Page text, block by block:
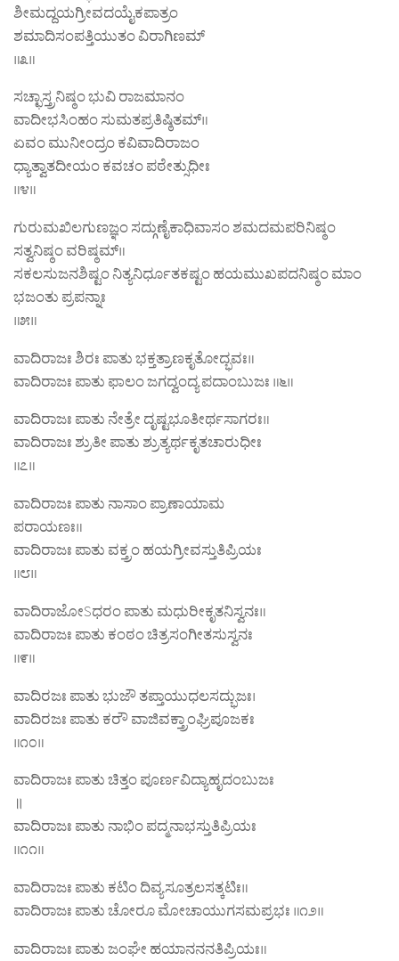
ಶೀಮದ್ದಯಗ್ರೀವದಯೈಕಪಾತ್ರಂ
ಶಮಾದಿಸಂಪತ್ತಿಯುತಂ ವಿರಾಗಿಣಮ್‌
॥೩॥
ಸಚ್ಛಾಸ್ತ್ರನಿಷ್ಠಂ ಭುವಿ ರಾಜಮಾನಂ
ವಾದೀಭಸಿಂಹಂ ಸುಮತಪ್ರತಿಷ್ಠಿತಮ್‌॥
ಏವಂ ಮುನೀಂದ್ರಂ ಕವಿವಾದಿರಾಜಂ
ಧ್ಯಾತ್ವಾತದೀಯಂ ಕವಚಂ ಪಠೇತ್ಸುಧೀಃ
॥೪॥
ಗುರುಮಖಿಲಗುಣಜ್ಞಂ ಸದ್ಗುಣೈಕಾಧಿವಾಸಂ ಶಮದಮಪರಿನಿಷ್ಠಂ
ಸತ್ವನಿಷ್ಠಂ ವರಿಷ್ಠಮ್॥
ಸಕಲಸುಜನಶಿಷ್ಟಂ ನಿತ್ಯನಿರ್ಧೂತಕಷ್ಟಂ ಹಯಮುಖಪದನಿಷ್ಠಂ ಮಾಂ
ಭಜಂತು ಪ್ರಪನ್ನಾಃ
॥೫॥
ವಾದಿರಾಜಃ ಶಿರಃ ಪಾತು ಭಕ್ತತ್ರಾಣಕೃತೋದ್ಭವಃ॥
ವಾದಿರಾಜಃ ಪಾತು ಫಾಲಂ ಜಗದ್ವಂದ್ಯ ಪದಾಂಬುಜಃ ॥೬॥
ವಾದಿರಾಜಃ ಪಾತು ನೇತ್ರೇ ದೃಷ್ಟಭೂತೀರ್ಥಸಾಗರಃ॥
ವಾದಿರಾಜಃ ಶ್ರುತೀ ಪಾತು ಶ್ರುತ್ಯರ್ಥಕೃತಚಾರುಧೀಃ
॥೭॥
ವಾದಿರಾಜಃ ಪಾತು ನಾಸಾಂ ಪ್ರಾಣಾಯಾಮ
ಪರಾಯಣಃ॥
ವಾದಿರಾಜಃ ಪಾತು ವಕ್ತ್ರಂ ಹಯಗ್ರೀವಸ್ತುತಿಪ್ರಿಯಃ
॥೮॥
ವಾದಿರಾಜೋSಧರಂ ಪಾತು ಮಧುರೀಕೃತನಿಸ್ವನಃ॥
ವಾದಿರಾಜಃ ಪಾತು ಕಂಠಂ ಚಿತ್ರಸಂಗೀತಸುಸ್ವನಃ
॥೯॥
ವಾದಿರಜಃ ಪಾತು ಭುಜೌ ತಪ್ತಾಯುಧಲಸದ್ಭುಜಃ।
ವಾದಿರಜಃ ಪಾತು ಕರೌ ವಾಜಿವಕ್ತ್ರಾಂಘ್ರಿಪೂಜಕಃ
॥೧೦॥
ವಾದಿರಾಜಃ ಪಾತು ಚಿತ್ತಂ ಪೂರ್ಣವಿದ್ಯಾಹೃದಂಬುಜಃ
॥
ವಾದಿರಾಜಃ ಪಾತು ನಾಭಿಂ ಪದ್ಮನಾಭಸ್ತುತಿಪ್ರಿಯಃ
॥೧೧॥
ವಾದಿರಾಜಃ ಪಾತು ಕಟಿಂ ದಿವ್ಯಸೂತ್ರಲಸತ್ಕಟಿಃ॥
ವಾದಿರಾಜಃ ಪಾತು ಚೋರೂ ಮೋಚಾಯುಗಸಮಪ್ರಭಃ ॥೧೨॥
ವಾದಿರಾಜಃ ಪಾತು ಜಂಘೇ ಹಯಾನನನತಿಪ್ರಿಯಃ॥